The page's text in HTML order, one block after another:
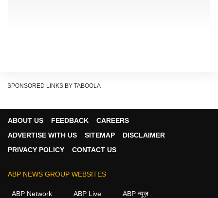
कोई सवाल नहीं उठा सकता. लोकतंत्र में केवल ऐसी ही प्रक्रिया
SPONSORED LINKS BY TABOOLA
ABOUT US FEEDBACK
CAREERS
ADVERTISE WITH US
SITEMAP
DISCLAIMER
PRIVACY POLICY
CONTACT US
ABP NEWS GROUP WEBSITES
ABP Network ABP Live ABP न्यूज़